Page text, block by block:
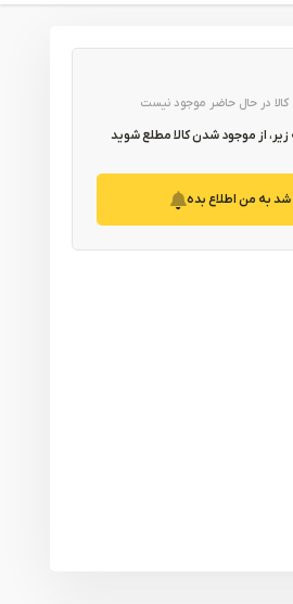
کالا در حال حاضر موجود نیست
زیر، از موجود شدن کالا مطلع شوید
به من اطلاع بده